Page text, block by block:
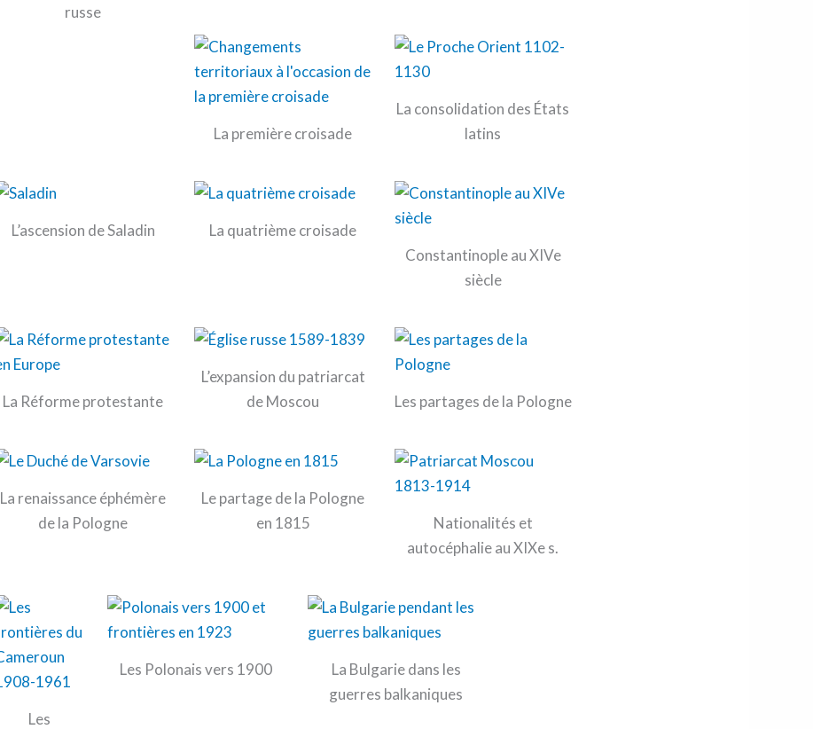
russe
La première croisade
La consolidation des États
latins
L’ascension de Saladin
La quatrième croisade
Constantinople au XIVe
siècle
La Réforme protestante
L’expansion du patriarcat
de Moscou
Les partages de la Pologne
La renaissance éphémère
de la Pologne
Le partage de la Pologne
en 1815
Nationalités et
autocéphalie au XIXe s.
Les
Les Polonais vers 1900
La Bulgarie dans les
guerres balkaniques